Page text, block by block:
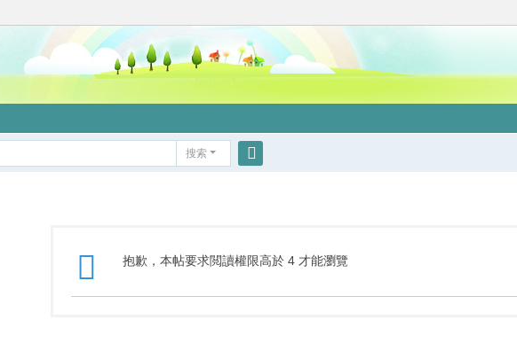
搜索
抱歉，本帖要求閲讀權限高於 4 才能瀏覽